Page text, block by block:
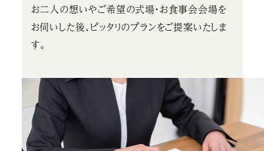
お二人の想いやご希望の式場・お食事会会場を
お伺いした後、ピッタリのプランをご提案いたしま
す。